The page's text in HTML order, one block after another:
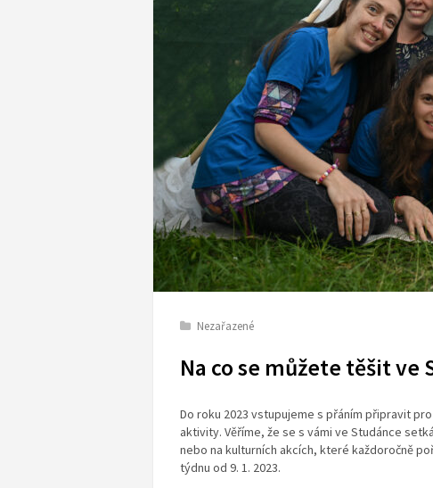
Nezařazené
Na co se můžete těšit ve
Do roku 2023 vstupujeme s přáním připravit
aktivity. Věříme, že se s vámi ve Studánce
nebo na kulturních akcích, které každoročně
týdnu od 9. 1. 2023.